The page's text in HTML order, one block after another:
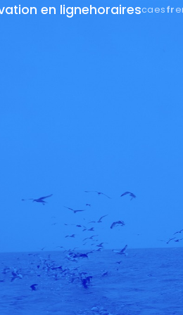
en lignehorairescaesfr